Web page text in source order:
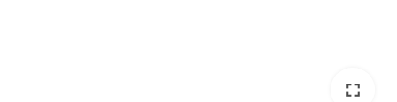
fullscreen